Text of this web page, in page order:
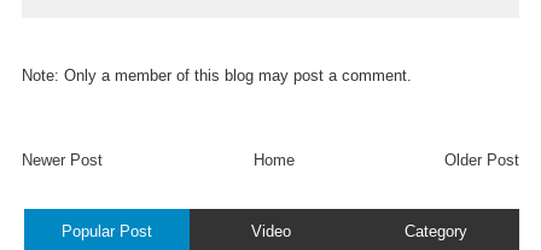
Note: Only a member of this blog may post a comment.
Newer Post Older Post
Home
Popular Post Video Category